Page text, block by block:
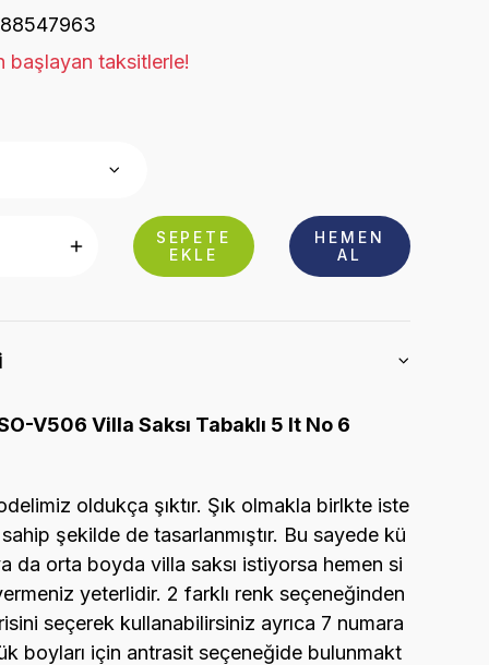
88547963
başlayan taksitlerle!
SEPETE
EKLE
HEMEN
AL
V506 Villa Saksı Tabaklı 5 lt No 6
oldukça şıktır. Şık olmakla birlkte iste
şekilde de tasarlanmıştır. Bu sayede kü
da orta boyda villa saksı istiyorsa hemen si
yeterlidir. 2 farklı renk seçeneğinden
seçerek kullanabilirsiniz ayrıca 7 numara
boyları için antrasit seçeneğide bulunmakt